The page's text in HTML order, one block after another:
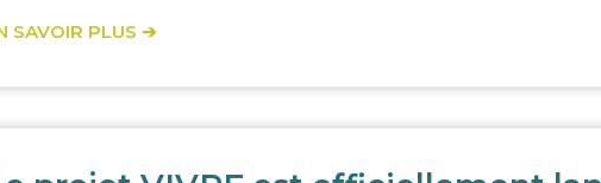
SAVOIR PLUS ➔